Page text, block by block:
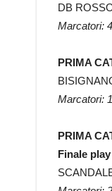
DB
Marcatori:
PRIMA
Marcatori:
PRIMA
Finale